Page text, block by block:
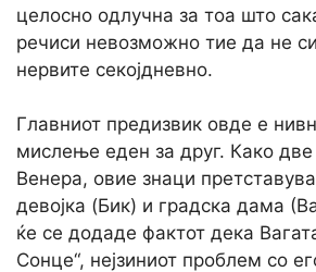
целосно одлучна за тоа што
речиси невозможно тие да не
нервите секојдневно.
Главниот предизвик овде е
мислење еден за друг. Како две
Венера, овие знаци
девојка (Бик) и градска дама
ќе се додаде фактот дека
Сонце“, нејзиниот проблем со